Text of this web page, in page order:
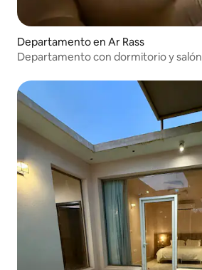
Departamento en Ar Rass
Departamento con dormitorio y salón